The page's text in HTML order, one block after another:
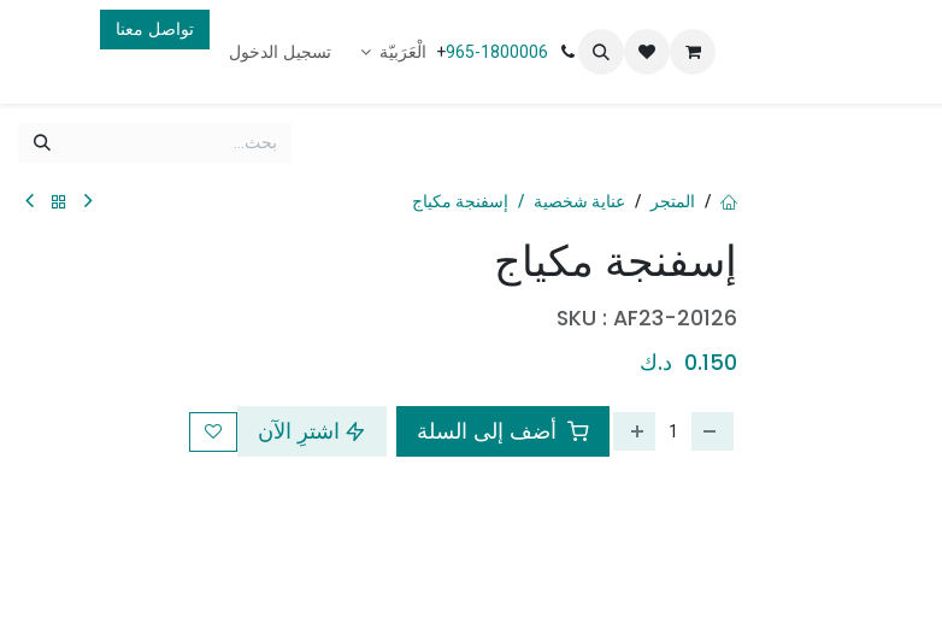
+965-1800006 الْعَرَبيّة تسجيل الدخول
تواصل معنا
إسفنجة مكياج
SKU : AF23-20126
0.150 د.ك
أضف إلى السلة اشترِ الآن
المتجر عناية شخصية إسفنجة مكياج